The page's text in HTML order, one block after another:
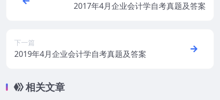
2017年4月企业会计学自考真题及答案
下一篇
2019年4月企业会计学自考真题及答案
相关文章